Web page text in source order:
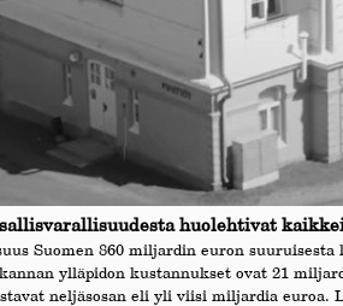
huolehtivat
Suomen 860 miljardin euron
ylläpidon kustannukset ovat 21
neljäsosan eli yli viisi miljardia